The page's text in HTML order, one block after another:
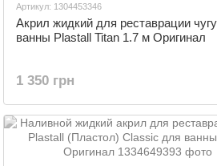
Артикул: 1304453346
Акрил жидкий для реставрации
ванны Plastall Titan 1.7 м Оригинал
1 350 грн